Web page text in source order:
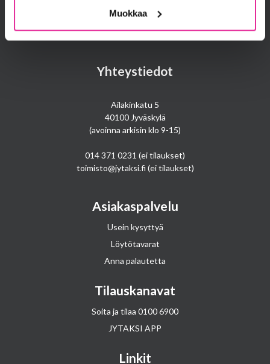
Muokkaa
Yhteystiedot
Ailakinkatu 5
40100 Jyväskylä
(avoinna arkisin klo 9-15)
014 371 0231 (ei tilaukset)
toimisto@jytaksi.fi (ei tilaukset)
Asiakaspalvelu
Usein kysyttyä
Löytötavarat
Anna palautetta
Tilauskanavat
Soita ja tilaa 0100 6900
JYTAKSI APP
Linkit